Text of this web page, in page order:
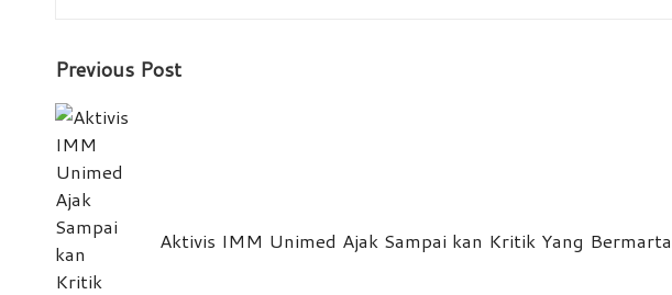
Post
navigation
Previous Post
Aktivis IMM Unimed Ajak Sampai kan Kritik Yang